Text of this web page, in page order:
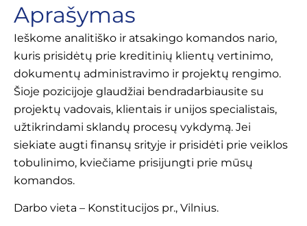
Aprašymas
Ieškome analitiško ir atsakingo komandos nario,
kuris prisidėtų prie kreditinių klientų vertinimo,
dokumentų administravimo ir projektų rengimo.
Šioje pozicijoje glaudžiai bendradarbiausite su
projektų vadovais, klientais ir unijos specialistais,
užtikrindami sklandų procesų vykdymą. Jei
siekiate augti finansų srityje ir prisidėti prie veiklos
tobulinimo, kviečiame prisijungti prie mūsų
komandos.
Darbo vieta – Konstitucijos pr., Vilnius.